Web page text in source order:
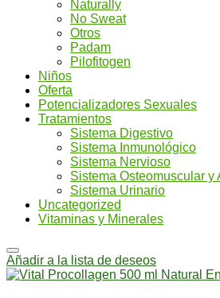
Naturally
No Sweat
Otros
Padam
Pilofitogen
Niños
Oferta
Potencializadores Sexuales
Tratamientos
Sistema Digestivo
Sistema Inmunológico
Sistema Nervioso
Sistema Osteomuscular y
Sistema Urinario
Uncategorized
Vitaminas y Minerales
Añadir a la lista de deseos